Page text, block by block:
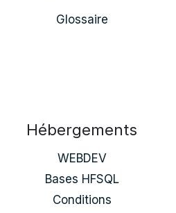
Glossaire
Hébergements
WEBDEV
Bases HFSQL
Conditions